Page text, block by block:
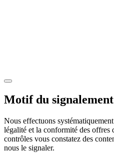
Motif du signalement
Nous effectuons
légalité et la conformité des offres
contrôles vous constatez des
nous le signaler.